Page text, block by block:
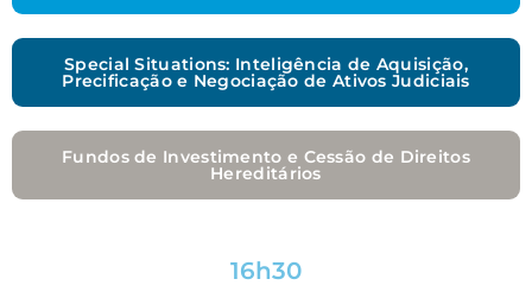
Special Situations: Inteligência de Aquisição,
Precificação e Negociação de Ativos Judiciais
Fundos de Investimento e Cessão de Direitos
Hereditários
16h30